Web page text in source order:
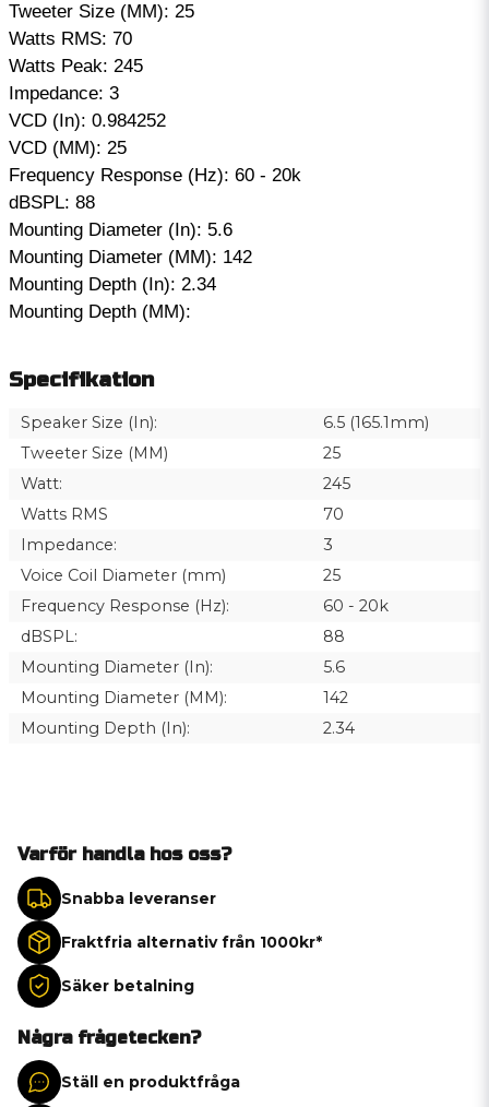
Tweeter Size (MM): 25
Watts RMS: 70
Watts Peak: 245
Impedance: 3
VCD (In): 0.984252
VCD (MM): 25
Frequency Response (Hz): 60 - 20k
dBSPL: 88
Mounting Diameter (In): 5.6
Mounting Diameter (MM): 142
Mounting Depth (In): 2.34
Mounting Depth (MM):
Specifikation
Speaker Size (In):
6.5 (165.1mm)
Tweeter Size (MM)
25
Watt:
245
Watts RMS
70
Impedance:
3
Voice Coil Diameter (mm)
25
Frequency Response (Hz):
60 - 20k
dBSPL:
88
Mounting Diameter (In):
5.6
Mounting Diameter (MM):
142
Mounting Depth (In):
2.34
Varför handla hos oss?
Snabba leveranser
Fraktfria alternativ från 1000kr*
Säker betalning
Några frågetecken?
Ställ en produktfråga